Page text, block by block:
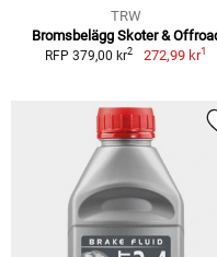
TRW
Bromsbelägg Skoter &
RFP 379,00 kr2 272,99 kr1